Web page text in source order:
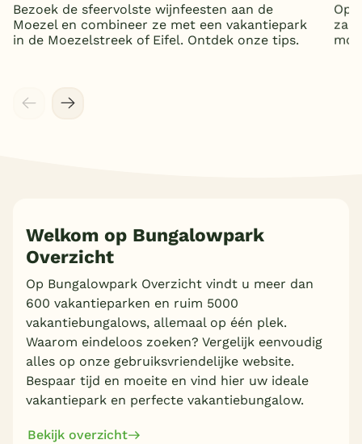
Bezoek de sfeervolste wijnfeesten aan de
Moezel en combineer ze met een vakantiepark
in de Moezelstreek of Eifel. Ontdek onze tips.
Op
Welkom op Bungalowpark
Overzicht
Op Bungalowpark Overzicht vindt u meer dan
600 vakantieparken en ruim 5000
vakantiebungalows, allemaal op één plek.
Waarom eindeloos zoeken? Vergelijk eenvoudig
alles op onze gebruiksvriendelijke website.
Bespaar tijd en moeite en vind hier uw ideale
vakantiepark en perfecte vakantiebungalow.
Bekijk overzicht